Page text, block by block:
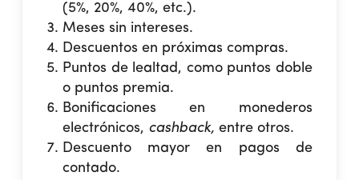
(5%, 20%, 40%, etc.).
Meses sin intereses.
Descuentos en próximas compras.
Puntos de lealtad, como puntos doble
o puntos premia.
Bonificaciones en monederos
electrónicos, cashback,entre otros.
Descuento mayor en pagos de
contado.